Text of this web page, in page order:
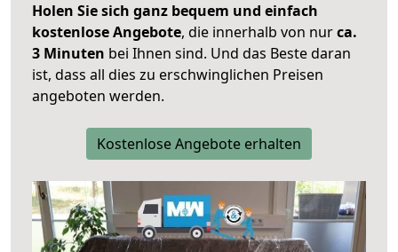
Holen Sie sich ganz bequem und einfach
kostenlose Angebote, die innerhalb von nurca.
3 Minuten bei Ihnen sind. Und das Beste daran
ist, dass all dies zu erschwinglichen Preisen
angeboten werden.
Kostenlose Angebote erhalten